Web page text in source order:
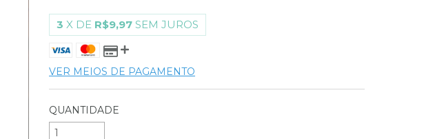
3 X DE R$9,97 SEM JUROS
VER MEIOS DE PAGAMENTO
QUANTIDADE